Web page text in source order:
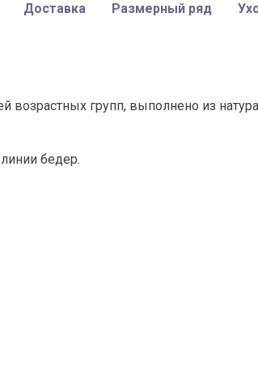
групп, выполнено из
бедер.
Доставка Размерный ряд